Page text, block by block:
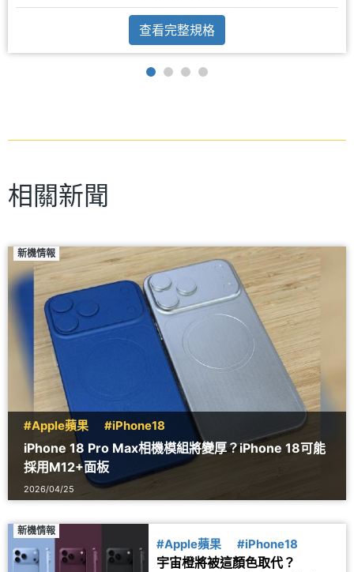
查看完整規格
相關新聞
新機情報
#Apple蘋果 #iPhone18
iPhone 18 Pro Max相機模組將變厚？iPhone 18可能
採用M12+面板
2026/04/25
新機情報
#Apple蘋果 #iPhone18
宇宙橙將被這顏色取代？